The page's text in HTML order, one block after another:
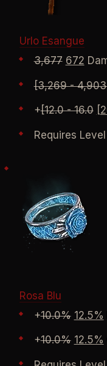
Urlo Esangue
3,677 672
[3,269 -
+[12.0 - 16.0
Requires
Rosa Blu
+10.0% 12.5%
+10.0% 12.5%